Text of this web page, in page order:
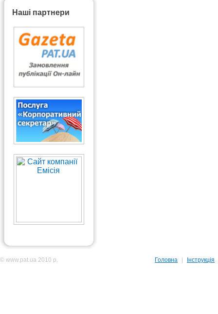
Наші партнери
© www.pat.ua 2010 р. Головна Інструкція